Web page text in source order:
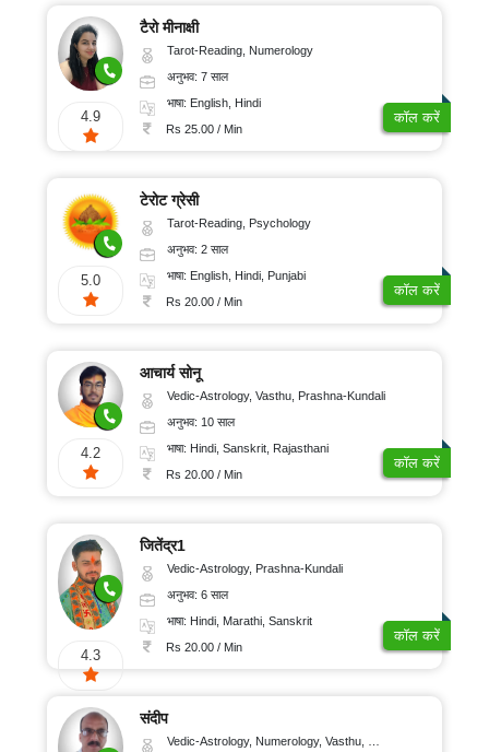
4.9
टैरो मीनाक्षी
Tarot-Reading, Numerology
अनुभव: 7 साल
भाषा: English, Hindi
Rs 25.00 / Min
कॉल करें
5.0
टेरोट ग्रेसी
Tarot-Reading, Psychology
अनुभव: 2 साल
भाषा: English, Hindi, Punjabi
Rs 20.00 / Min
कॉल करें
4.2
आचार्य सोनू
Vedic-Astrology, Vasthu, Prashna-Kundali
अनुभव: 10 साल
भाषा: Hindi, Sanskrit, Rajasthani
Rs 20.00 / Min
कॉल करें
4.3
जितेंद्र1
Vedic-Astrology, Prashna-Kundali
अनुभव: 6 साल
भाषा: Hindi, Marathi, Sanskrit
Rs 20.00 / Min
कॉल करें
संदीप
Vedic-Astrology, Numerology, Vasthu, Nadi-Astrology, Psychology, Medical-Astrology, Prashna-Kundali